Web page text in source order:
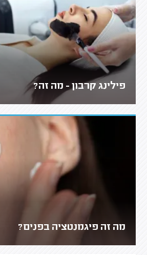
פילינג קרבון - מה זה?
מה זה פיגמנטציה בפנים?